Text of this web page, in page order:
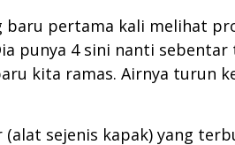
pertama kali melihat
punya 4 sini nanti
kita ramas. Airnya turun
sejenis kapak) yang